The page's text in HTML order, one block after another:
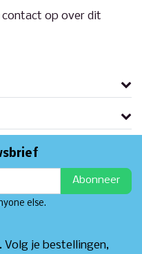
contact op over dit
Abonneer
else.
Volg je bestellingen,